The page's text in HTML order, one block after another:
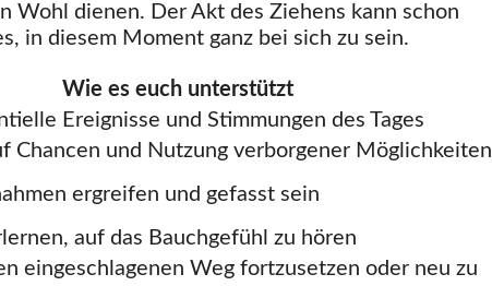
Wohl dienen. Der Akt des Ziehens kann schon
in diesem Moment ganz bei sich zu sein.
Wie es euch unterstützt
Ereignisse und Stimmungen des Tages
Chancen und Nutzung verborgener Möglichkeiten
ergreifen und gefasst sein
auf das Bauchgefühl zu hören
eingeschlagenen Weg fortzusetzen oder neu zu